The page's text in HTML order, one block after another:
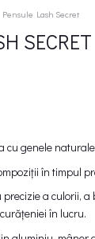
Pensule Lash Secret
SECRET
genele naturale
în timpul
a culorii,
în lucru.